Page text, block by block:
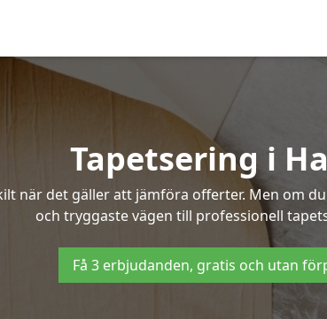
Tapetsering i
när det gäller att jämföra offerter. Men om
och tryggaste vägen till professionell
Få 3 erbjudanden, gratis och utan